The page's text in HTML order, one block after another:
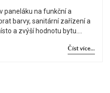
paneláku na funkční a
barvy, sanitární zařízení a
a zvýší hodnotu bytu.
Číst více...